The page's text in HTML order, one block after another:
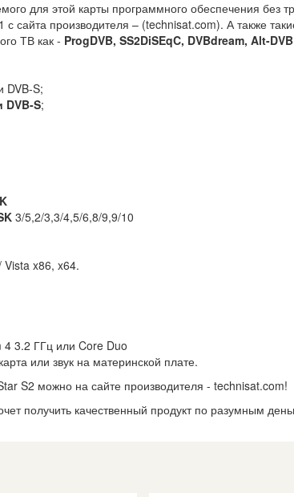
для этой карты программного обеспечения без
с сайта производителя – (technisat.com). А также
ТВ как - ProgDVB, SS2DiSEqC, DVBdream, Alt-DVB
DVB-S;
DVB-S;
3/5,2/3,3/4,5/6,8/9,9/10
Vista x86, x64.
3.2 ГГц или Core Duo
или звук на материнской плате.
S2 можно на сайте производителя - technisat.com!
получить качественный продукт по разумным